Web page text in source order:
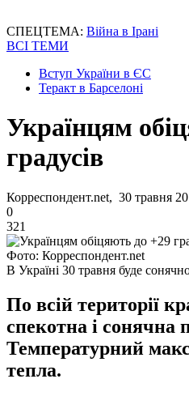
СПЕЦТЕМА: Війна в Ірані
ВСІ ТЕМИ
Вступ України в ЄС
Теракт в Барселоні
Українцям
градусів
Корреспондент.net, 30 травня
0
321
Фото: Корреспондент.net
В Україні 30 травня буде
По всій території
спекотна і сонячна
Температурний
тепла.